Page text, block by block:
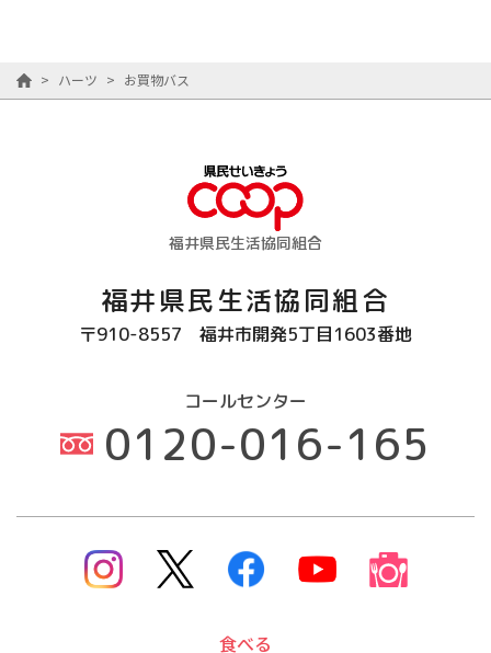
> ハーツ > お買物バス
福井県民生活協同組合
福井県民生活協同組合
〒910-8557 福井市開発5丁目1603番地
コールセンター
0120-016-165
食べる